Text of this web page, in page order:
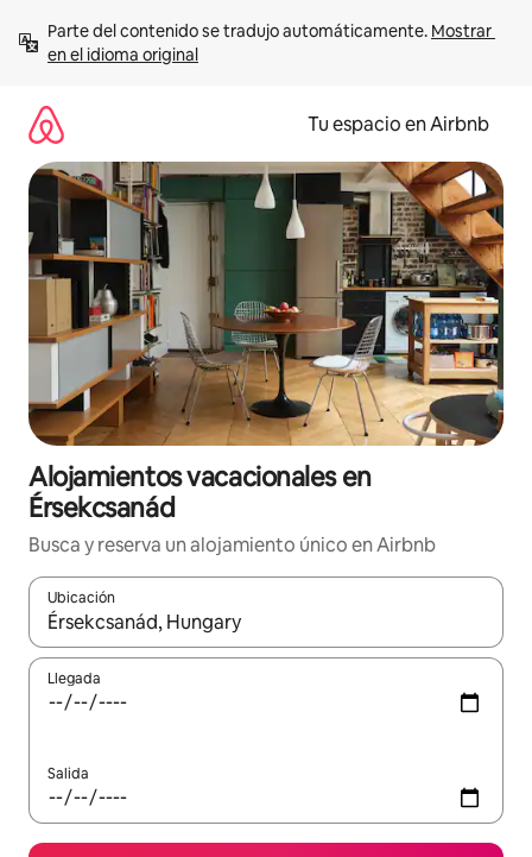
contenido
Parte del contenido se tradujo automáticamente. Mostrar
en el idioma original
Tu espacio en Airbnb
Alojamientos vacacionales en
Érsekcsanád
Busca y reserva un alojamiento único en Airbnb
Ubicación
Cuando los resultados estén disponibles, podrás navegar
Llegada
Salida